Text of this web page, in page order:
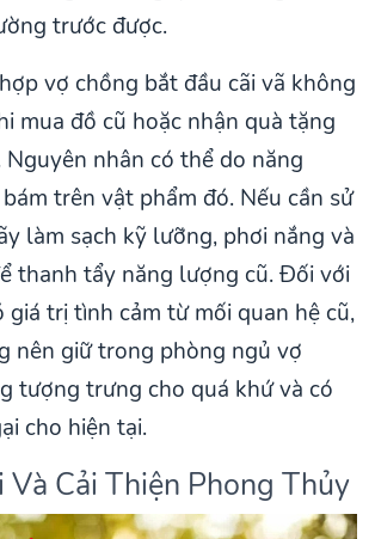
trước được.
vợ chồng bắt đầu cãi vã không
mua đồ cũ hoặc nhận quà tặng
nhân có thể do năng
trên vật phẩm đó. Nếu cần sử
làm sạch kỹ lưỡng, phơi nắng và
thanh tẩy năng lượng cũ. Đối với
giá trị tình cảm từ mối quan hệ cũ,
nên giữ trong phòng ngủ vợ
tượng trưng cho quá khứ và có
cho hiện tại.
Và Cải Thiện Phong Thủy